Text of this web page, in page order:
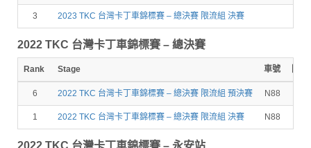
3 2023 TKC 台灣卡丁車錦標賽 – 總決賽 限流組 決賽
2022 TKC 台灣卡丁車錦標賽 – 總決賽
Rank Stage 車號
6 2022 TKC 台灣卡丁車錦標賽 – 總決賽 限流組 預決賽 N88
1 2022 TKC 台灣卡丁車錦標賽 – 總決賽 限流組 決賽 N88